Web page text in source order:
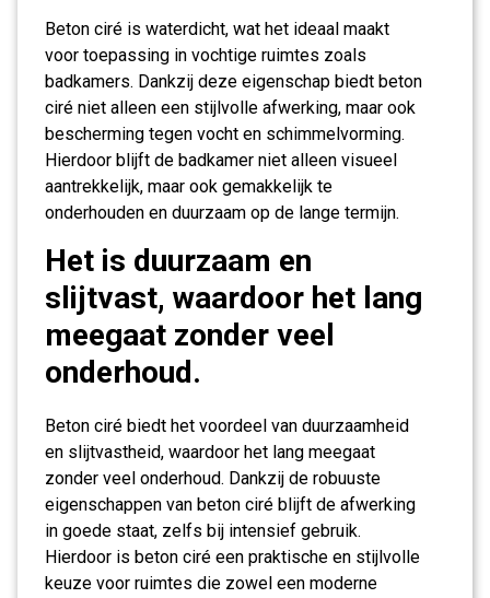
Beton ciré is waterdicht, wat het ideaal maakt
voor toepassing in vochtige ruimtes zoals
badkamers. Dankzij deze eigenschap biedt beton
ciré niet alleen een stijlvolle afwerking, maar ook
bescherming tegen vocht en schimmelvorming.
Hierdoor blijft de badkamer niet alleen visueel
aantrekkelijk, maar ook gemakkelijk te
onderhouden en duurzaam op de lange termijn.
Het is duurzaam en
slijtvast, waardoor het lang
meegaat zonder veel
onderhoud.
Beton ciré biedt het voordeel van duurzaamheid
en slijtvastheid, waardoor het lang meegaat
zonder veel onderhoud. Dankzij de robuuste
eigenschappen van beton ciré blijft de afwerking
in goede staat, zelfs bij intensief gebruik.
Hierdoor is beton ciré een praktische en stijlvolle
keuze voor ruimtes die zowel een moderne